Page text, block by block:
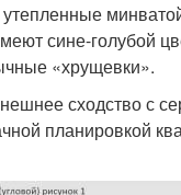
сине-голубой
«хрущевки».
сходство с
планировкой